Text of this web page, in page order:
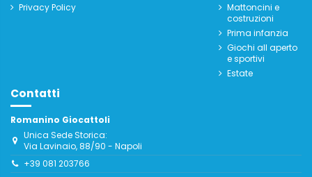
Privacy Policy
Mattoncini e
costruzioni
Prima infanzia
Giochi all aperto
e sportivi
Estate
Contatti
Romanino Giocattoli
Unica Sede Storica:
Via Lavinaio, 88/90 - Napoli
+39 081 203766